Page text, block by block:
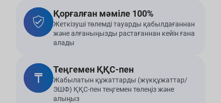
Қорғалған мәміле 100%
Жеткізуші төлемді тауарды қабылдағаннан
және алғаныңызды растағаннан кейін ғана
алады
Теңгемен ҚҚС-пен
Жабылатын құжаттарды (жүкқұжаттар/
ЭШФ) ҚҚС-пен теңгемен төлеңіз және
алыңыз